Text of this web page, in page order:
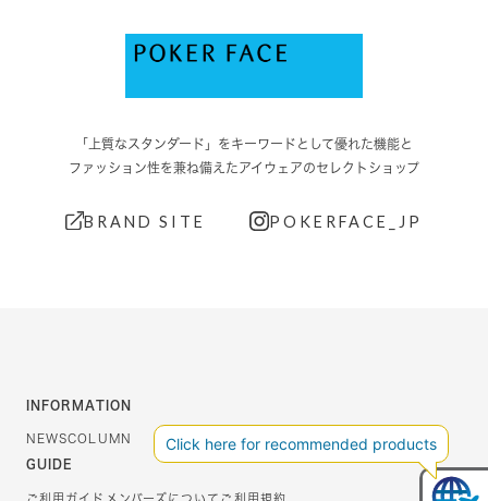
「上質なスタンダード」をキーワードとして優れた機能と
ファッション性を兼ね備えたアイウェアのセレクトショップ
BRAND SITE POKERFACE_JP
INFORMATION
NEWSCOLUMN
GUIDE
ご利用ガイド メンバーズについて ご利用規約